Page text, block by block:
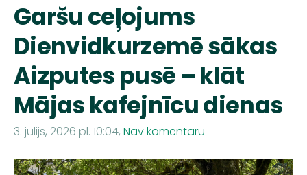
Garšu ceļojums
Dienvidkurzemē sākas
Aizputes pusē – klāt
Mājas kafejnīcu dienas
3. jūlijs, 2026 pl. 10:04, Nav komentāru